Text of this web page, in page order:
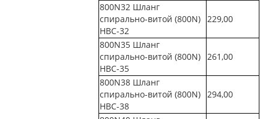
800N32 Шланг
спирально-витой (800N)
НВС-32
229,00
800N35 Шланг
спирально-витой (800N)
НВС-35
261,00
800N38 Шланг
спирально-витой (800N)
НВС-38
294,00